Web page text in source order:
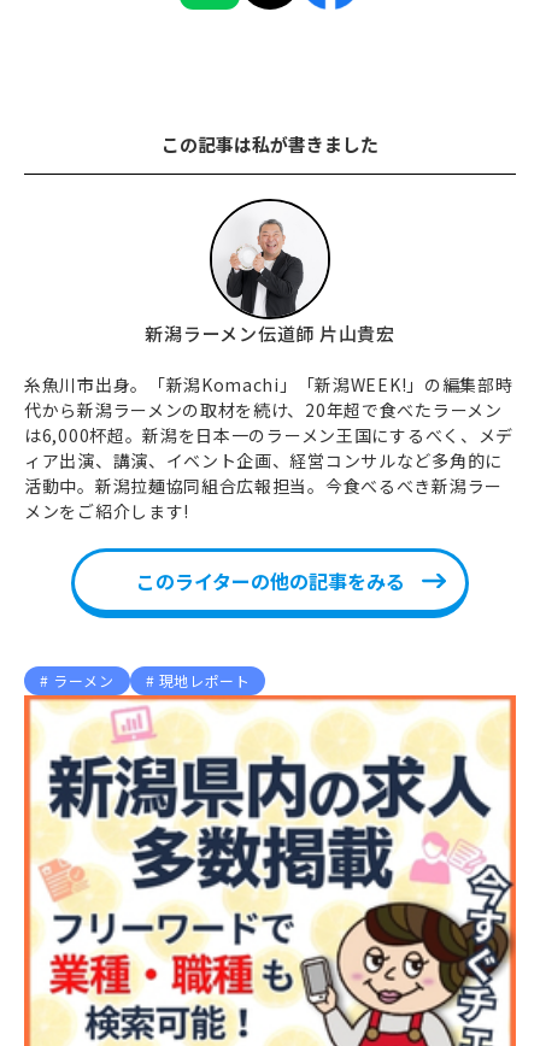
この記事は私が書きました
新潟ラーメン伝道師 片山貴宏
糸魚川市出身。「新潟Komachi」「新潟WEEK!」の編集部時
代から新潟ラーメンの取材を続け、20年超で食べたラーメン
は6,000杯超。新潟を日本一のラーメン王国にするべく、メデ
ィア出演、講演、イベント企画、経営コンサルなど多角的に
活動中。新潟拉麺協同組合広報担当。今食べるべき新潟ラー
メンをご紹介します!
このライターの他の記事をみる
ラーメン 現地レポート